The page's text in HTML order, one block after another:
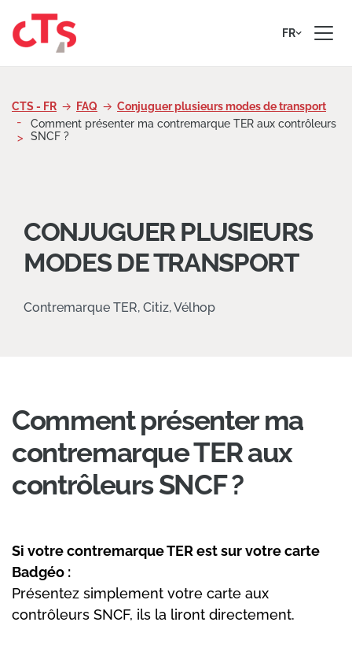
FR
CTS - FR FAQ
Conjuguer plusieurs modes de transport
Comment présenter ma contremarque TER aux contrôleurs
SNCF ?
CONJUGUER PLUSIEURS
MODES DE TRANSPORT
Contremarque TER, Citiz, Vélhop
Comment présenter ma
contremarque TER aux
contrôleurs SNCF ?
Si votre contremarque TER est sur votre carte
Badgéo :
Présentez simplement votre carte aux
contrôleurs SNCF, ils la liront directement.